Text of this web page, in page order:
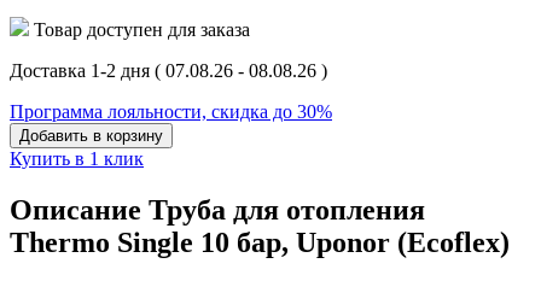
Товар доступен для заказа
Доставка 1-2 дня ( 07.08.26 - 08.08.26 )
Программа лояльности, скидка до 30%
Добавить в корзину
Купить в 1 клик
Описание Труба для отопления
Thermo Single 10 бар, Uponor (Ecoflex)